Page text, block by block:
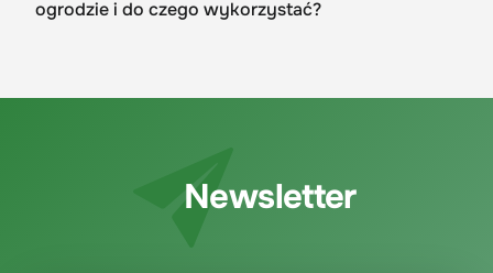
ogrodzie i do czego wykorzystać?
Newsletter